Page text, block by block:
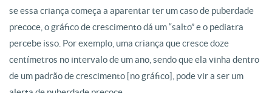
se essa criança começa a aparentar ter um caso de puberdade
precoce, o gráfico de crescimento dá um “salto” e o pediatra
percebe isso. Por exemplo, uma criança que cresce doze
centímetros no intervalo de um ano, sendo que ela vinha dentro
de um padrão de crescimento [no gráfico], pode vir a ser um